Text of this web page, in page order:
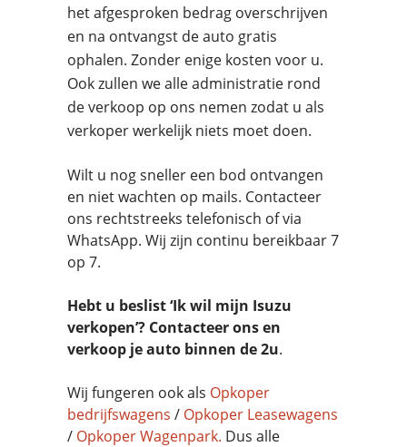
het afgesproken bedrag overschrijven
en na ontvangst de auto gratis
ophalen. Zonder enige kosten voor u.
Ook zullen we alle administratie rond
de verkoop op ons nemen zodat u als
verkoper werkelijk niets moet doen.
Wilt u nog sneller een bod ontvangen
en niet wachten op mails. Contacteer
ons rechtstreeks telefonisch of via
WhatsApp. Wij zijn continu bereikbaar 7
op 7.
Hebt u beslist ‘Ik wil mijn Isuzu
verkopen’? Contacteer ons en
verkoop je auto binnen de 2u.
Wij fungeren ook als Opkoper
bedrijfswagens / Opkoper Leasewagens
/ Opkoper Wagenpark. Dus alle